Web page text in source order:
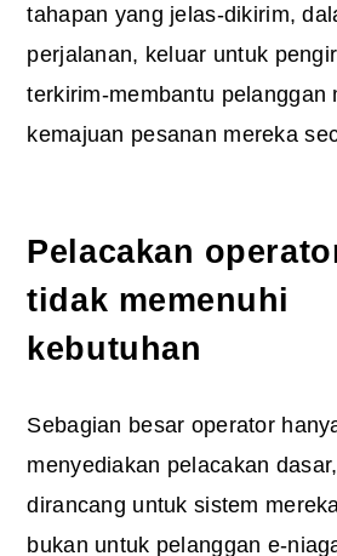
tahapan yang jelas-dikirim,
perjalanan, keluar untuk
terkirim-membantu pelanggan
kemajuan pesanan mereka
Pelacakan
tidak memenuhi
kebutuhan
Sebagian besar operator
menyediakan pelacakan
dirancang untuk sistem
bukan untuk pelanggan e-